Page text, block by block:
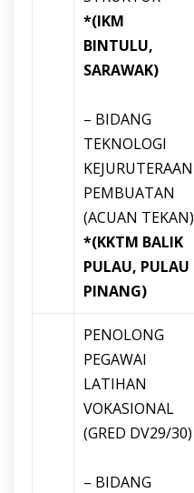
*(IKM
BINTULU,
SARAWAK)
– BIDANG
TEKNOLOGI
KEJURUTERAAN
PEMBUATAN
(ACUAN TEKAN)
*(KKTM BALIK
PULAU, PULAU
PINANG)
PENOLONG
PEGAWAI
LATIHAN
VOKASIONAL
(GRED DV29/30)
– BIDANG